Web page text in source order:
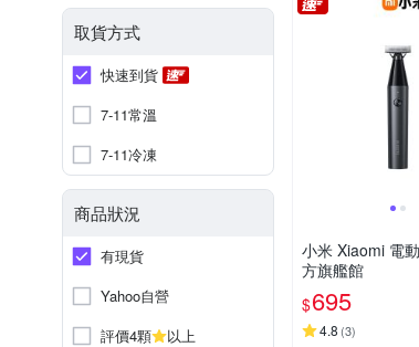
取貨方式
快速到貨
7-11常溫
7-11冷凍
商品狀況
有現貨
Yahoo自營
評價4顆
以上
小米 Xiaomi 電
方旗艦館
$695
4.8 (3)